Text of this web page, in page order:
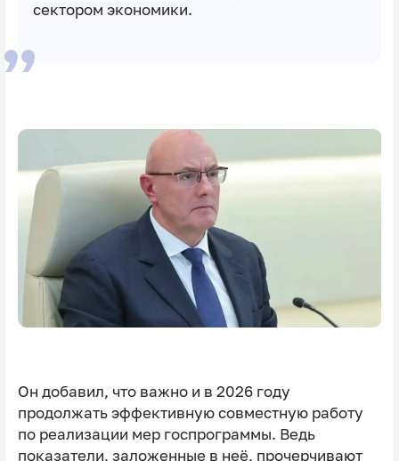
сектором экономики.
Он добавил, что важно и в 2026 году
продолжать эффективную совместную работу
по реализации мер госпрограммы. Ведь
показатели, заложенные в неё, прочерчивают